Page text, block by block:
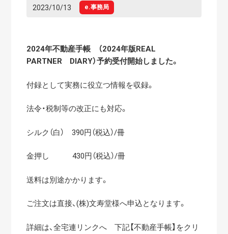
2023/10/13 e.事務局
2024年不動産手帳 （2024年版REAL
PARTNER DIARY）予約受付開始しました。
付録として実務に役立つ情報を収録。
法令・税制等の改正にも対応。
シルク（白） 390円（税込）/冊
金押し 430円（税込）/冊
送料は別途かかります。
ご注文は直接、(株)文寿堂様へ申込となります。
詳細は、全宅連リンクへ 下記【不動産手帳】をクリ